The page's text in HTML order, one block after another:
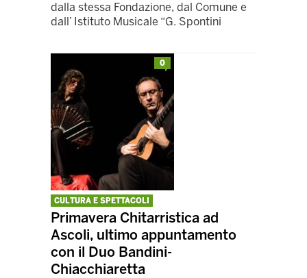
dalla stessa Fondazione, dal Comune e
dall’ Istituto Musicale “G. Spontini
0
CULTURA E SPETTACOLI
Primavera Chitarristica ad
Ascoli, ultimo appuntamento
con il Duo Bandini-
Chiacchiaretta